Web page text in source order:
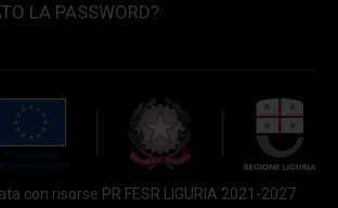
LA PASSWORD?
con risorse PR FESR LIGURIA 2021-2027